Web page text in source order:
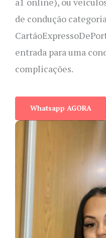
de condução
entrada para uma
complicações.
Whatsapp AGORA